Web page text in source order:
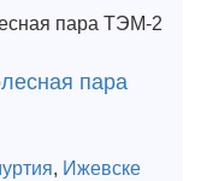
пара
, Ижевске